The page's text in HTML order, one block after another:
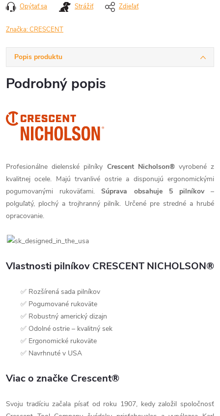
Opýtať sa Strážiť Zdieľať
Značka:CRESCENT
Popis produktu
Podrobný popis
Profesionálne dielenské pilníky Crescent Nicholson®vyrobené z
kvalitnej ocele. Majú trvanlivé ostrie a disponujú ergonomickými
pogumovanými rukoväťami.Súprava obsahuje 5 pilníkov–
polguľatý, plochý a trojhranný pilník. Určené pre stredné a hrubé
opracovanie.
Vlastnosti pilníkov CRESCENT NICHOLSON®
✅ Rozšírená sada pilníkov
✅ Pogumované rukoväte
✅ Robustný americký dizajn
✅ Odolné ostrie – kvalitný sek
✅ Ergonomické rukoväte
✅ Navrhnuté v USA
Viac o značke Crescent®
Svoju tradíciu začala písať od roku 1907, kedy založil spoločnosť